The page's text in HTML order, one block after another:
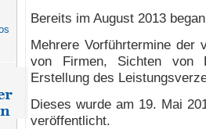
Bereits im August 2013
Mehrere Vorführtermine der
von Firmen, Sichten von
Erstellung des
Dieses wurde am 19. Mai
veröffentlicht.